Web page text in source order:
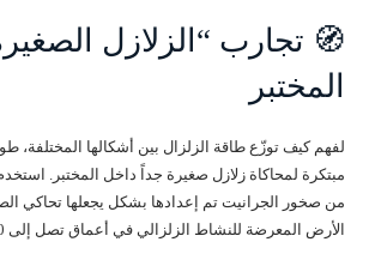
🧭 تجارب “الزلازل
المختبر
مبتكرة لمحاكاة زلازل صغيرة جداً داخل المختبر.
من صخور الجرانيت تم إعدادها بشكل يجعلها تحاكي
الأرض المعرضة للنشاط الزلزالي في أعماق تصل إلى 10-20 كيلومترًا.